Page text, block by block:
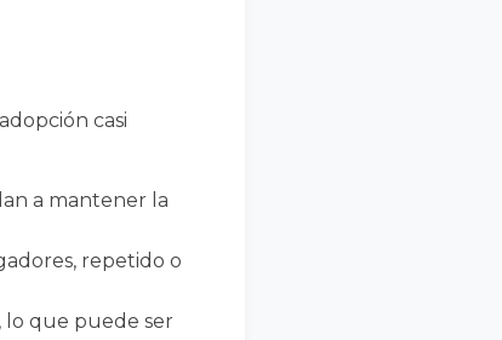
casi
a mantener la
repetido o
lo que puede ser